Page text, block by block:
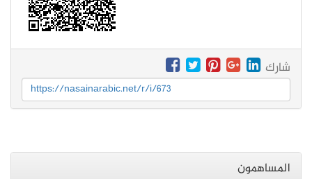
شارك
https://nasainarabic.net/r/i/673
المساهمون